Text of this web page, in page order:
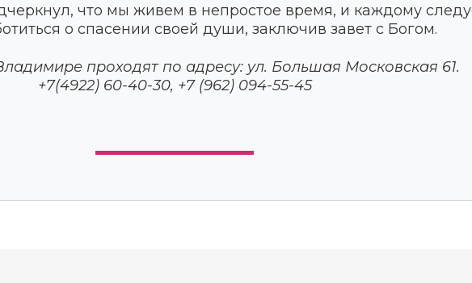
что мы живем в непростое время, и каждому
о спасении своей души, заключив завет с Богом.
проходят по адресу: ул. Большая Московская 61.
+7(4922) 60-40-30, +7 (962) 094-55-45